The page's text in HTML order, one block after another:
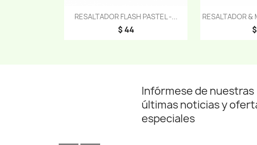
RESALTADOR FLASH PASTEL -...
$ 44
Vista rápida RESALTADOR &

Infórmese de nuestras
últimas noticias y
especiales